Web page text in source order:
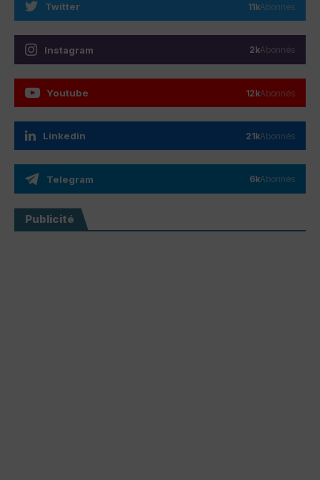
Twitter 11kAbonnés
Instagram 2kAbonnés
Youtube 12kAbonnés
Linkedin 21kAbonnés
Telegram 6kAbonnés
Publicité